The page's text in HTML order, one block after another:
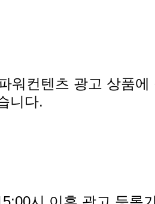
워컨텐츠 광고 상품
니다.